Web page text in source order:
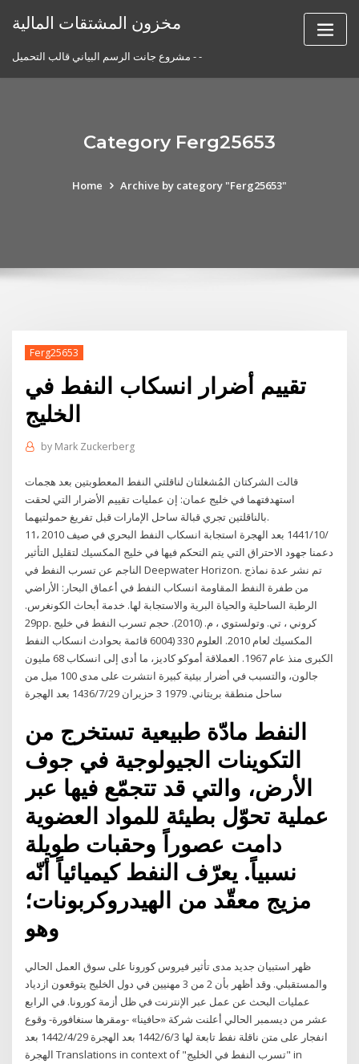
مخزون المشتقات المالية
مشروع جانت الرسم البياني قالب التحميل - -
Category Ferg25653
Home Archive by category "Ferg25653"
Ferg25653
تقييم أضرار انسكاب النفط في
الخليج
by Mark Zuckerberg
قالت الشركتان المُشغلتان لناقلتي النفط المعطوبتين بعد هجمات
استهدفتهما في خليج عمان: إن عمليات تقييم الأضرار التي لحقت
بالناقلتين تجري قبالة ساحل الإمارات قبل تفريغ حمولتيهما.
11‏‏/10‏‏/1441 بعد الهجرة استجابة انسكاب النفط البحري في صيف 2010 ،
دعمنا جهود الاحتراق التي يتم التحكم فيها في خليج المكسيك لتقليل التأثير
الناجم عن تسرب النفط في Deepwater Horizon. تم نشر عدة نماذج
من طفرة النفط المقاومة انسكاب النفط في أعماق البحار: الأراضي
الرطبة الساحلية والحياة البرية والاستجابة لها. خدمة أبحاث الكونغرس.
29pp. كروني ، تي. وتولستوي ، م. (2010). حجم تسرب النفط في خليج
المكسيك لعام 2010. العلوم 330 (6004 قائمة بحوادث انسكاب النفط
الكبرى منذ عام 1967. العملاقة أموكو كاديز، ما أدى إلى انسكاب 68 مليون
جالون، والتسبب في أضرار بيئية كبيرة انتشرت على مدى 100 ميل من
ساحل منطقة بريتاني. 1979 3 حزيران 29‏‏/7‏‏/1436 بعد الهجرة
النفط مادّة طبيعية تستخرج من
التكوينات الجيولوجية في جوف
الأرض، والتي قد تتجمّع فيها عبر
عملية تحوّل بطيئة للمواد العضوية
دامت عصوراً وحقبات طويلة
نسبياً. يعرّف النفط كيميائياً أنّه
مزيج معقّد من الهيدروكربونات؛
وهو
ظهر استبيان جديد مدى تأثير فيروس كورونا على سوق العمل الحالي
والمستقبلي. وقد أظهر بأن 2 من 3 مهنيين في دول الخليج يتوقعون ازدياد
عمليات البحث عن عمل عبر الإنترنت في ظل أزمة كورونا. في الرابع
عشر من ديسمبر الحالي أعلنت شركة «حافينا» -ومقرها سنغافورة- وقوع
انفجار على متن ناقلة نفط تابعة لها 3‏‏/6‏‏/1442 بعد الهجرة 29‏‏/4‏‏/1442 بعد
الهجرة Translations in context of "تسرب النفط في الخليج" in